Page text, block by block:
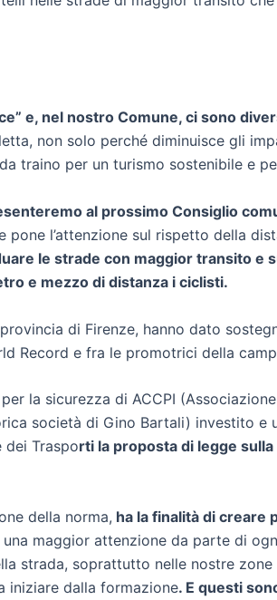
e, nel nostro Comune, ci sono
non solo perché diminuisce gli
traino per un turismo sostenibile e
al prossimo Consiglio
pone l’attenzione sul rispetto della
le strade con maggior transito
e mezzo di distanza i ciclisti.
di Firenze, hanno dato
Record e fra le promotrici della
la sicurezza di ACCPI
società di Gino Bartali) investito e
Trasporti la proposta di legge
della norma, ha la finalità di creare
maggior attenzione da parte di
strada, soprattutto nelle nostre
iniziare dalla formazione. E questi